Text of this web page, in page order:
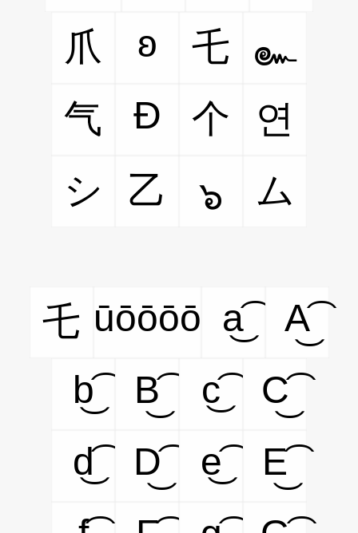
爪
ʚ 乇
๛
气
Ð 个
연
シ
乙 ๖ ム
乇 ūōōōō a͜͡
A͜͡
b͜͡
B͜͡ c͜͡
C͜͡
d͜͡
D͜͡ e͜͡
E͜͡